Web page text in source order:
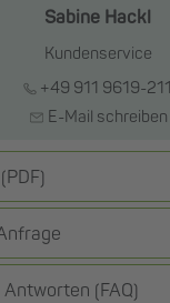
Sabine Hackl
Kundenservice
+49 911 9619-211
E-Mail schreiben
Antworten (FAQ)